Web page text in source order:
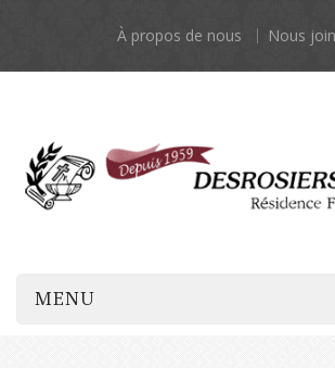
À propos de nous Nous
MENU